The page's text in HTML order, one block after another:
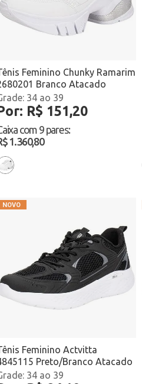
Feminino Chunky Ramarim
Branco Atacado
34 ao 39
R$ 151,20
com9 pares:
1.360,80
Feminino Actvitta
Preto/Branco Atacado
34 ao 39